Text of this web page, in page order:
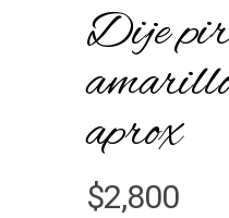
Dije
aprox
$2,800